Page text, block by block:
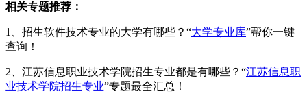
相关专题推荐：
1、招生软件技术专业的大学有哪些？“大学专业库”帮你一键
查询！
2、江苏信息职业技术学院招生专业都是有哪些？“江苏信息职
业技术学院招生专业”专题最全汇总！